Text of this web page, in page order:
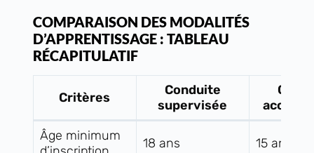
COMPARAISON DES MODALITÉS
D’APPRENTISSAGE : TABLEAU
RÉCAPITULATIF
Critères
Conduite
supervisée
Âge minimum
18 ans 15 ans